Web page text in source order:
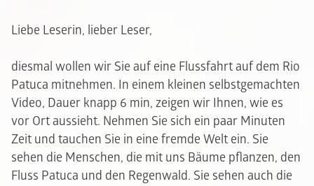
Liebe Leserin, lieber Leser,
diesmal wollen wir Sie auf eine Flussfahrt auf dem Rio
Patuca mitnehmen. In einem kleinen selbstgemachten
Video, Dauer knapp 6 min, zeigen wir Ihnen, wie es
vor Ort aussieht. Nehmen Sie sich ein paar Minuten
Zeit und tauchen Sie in eine fremde Welt ein. Sie
sehen die Menschen, die mit uns Bäume pflanzen, den
Fluss Patuca und den Regenwald. Sie sehen auch die